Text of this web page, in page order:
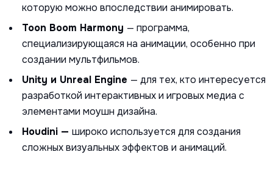
которую можно впоследствии анимировать.
Toon Boom Harmony — программа,
специализирующаяся на анимации, особенно при
создании мультфильмов.
Unity и Unreal Engine — для тех, кто интересуется
разработкой интерактивных и игровых медиа с
элементами моушн дизайна.
Houdini — широко используется для создания
сложных визуальных эффектов и анимаций.